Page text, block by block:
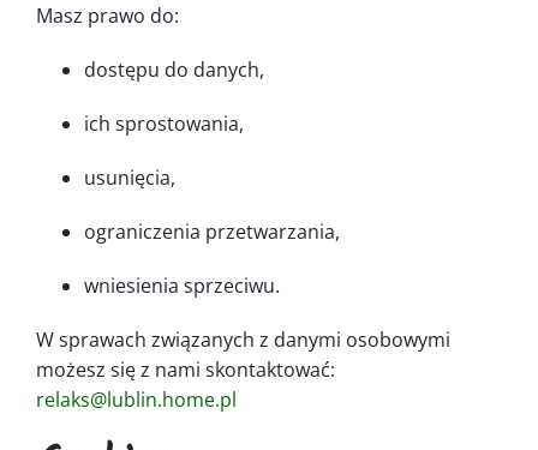
Masz prawo do:
dostępu do danych,
ich sprostowania,
usunięcia,
ograniczenia przetwarzania,
wniesienia sprzeciwu.
W sprawach związanych z danymi osobowymi
możesz się z nami skontaktować:
relaks@lublin.home.pl